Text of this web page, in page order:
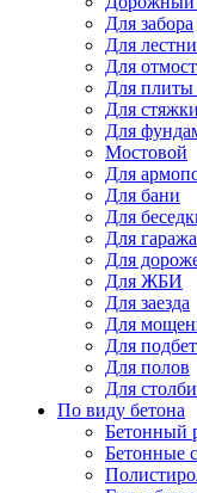
Для забора
Для
Для
Для плиты
Для
Для
Мостовой
Для
Для бани
Для
Для гаража
Для
Для ЖБИ
Для заезда
Для
Для
Для полов
Для
По виду бетона
Бетонный
Бетонные